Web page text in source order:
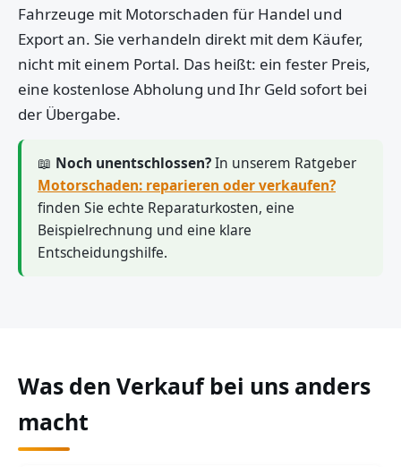
Fahrzeuge mit Motorschaden für Handel und
Export an. Sie verhandeln direkt mit dem Käufer,
nicht mit einem Portal. Das heißt: ein fester Preis,
eine kostenlose Abholung und Ihr Geld sofort bei
der Übergabe.
📖 Noch unentschlossen?In unserem Ratgeber
Motorschaden: reparieren oder verkaufen?
finden Sie echte Reparaturkosten, eine
Beispielrechnung und eine klare
Entscheidungshilfe.
Was den Verkauf bei uns anders
macht